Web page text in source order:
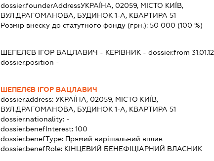
dossier.founderAddressУКРАЇНА, 02059, МІСТО КИЇВ,
ВУЛ.ДРАГОМАНОВА, БУДИНОК 1-А, КВАРТИРА 51
Розмір внеску до статутного фонду (грн.): 50 000 (100 %)
ШЕПЕЛЄВ ІГОР ВАЦЛАВИЧ - КЕРІВНИК - dossier.from 31.01.12
dossier.position -
ШЕПЕЛЄВ ІГОР ВАЦЛАВИЧ
dossier.address: УКРАЇНА, 02059, МІСТО КИЇВ,
ВУЛ.ДРАГОМАНОВА, БУДИНОК 1-А, КВАРТИРА 51
dossier.nationality: -
dossier.benefInterest: 100
dossier.benefType: Прямий вирішальний вплив
dossier.benefRole: КІНЦЕВИЙ БЕНЕФІЦІАРНИЙ ВЛАСНИК